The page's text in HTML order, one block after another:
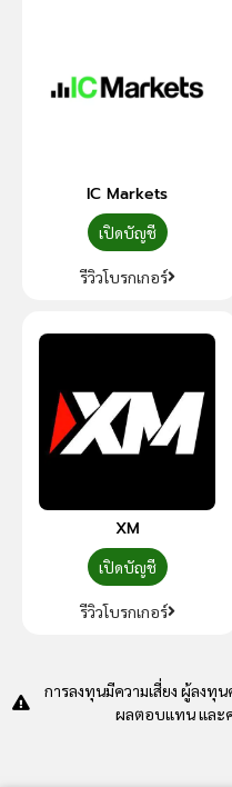
IC Markets
เปิดบัญชี
รีวิวโบรกเกอร์
XM
เปิดบัญชี
รีวิวโบรกเกอร์
การลงทุนมีความเสี่ยง ผู้ลงทุ
ผลตอบแทน และ